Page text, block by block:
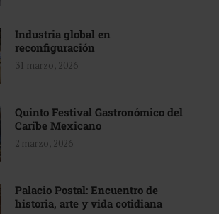
Industria global en
reconfiguración
31 marzo, 2026
Quinto Festival Gastronómico del
Caribe Mexicano
2 marzo, 2026
Palacio Postal: Encuentro de
historia, arte y vida cotidiana